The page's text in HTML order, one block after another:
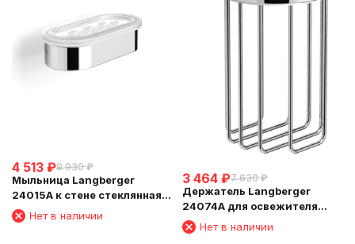
4 513 ₽9 930 ₽
Мыльница Langberger
24015A к стене стеклянная
овальная
Нет в наличии
3 464 ₽7 630 ₽
Держатель Langberger
24074A для освежителя
воздуха
Нет в наличии